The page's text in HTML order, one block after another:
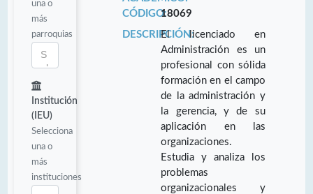
una o
más
parroquias
Institución
(IEU)
Selecciona
una o
más
instituciones
CÓDIGO:18069
DESCRIPCIÓN:El licenciado en
Administración es un
profesional con sólida
formación en el campo
de la administración y
la gerencia, y de su
aplicación en las
organizaciones.
Estudia y analiza los
problemas
organizacionales y